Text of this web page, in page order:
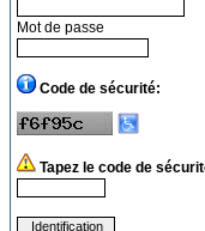
Mot de passe
Code de sécurité:
Tapez le code de